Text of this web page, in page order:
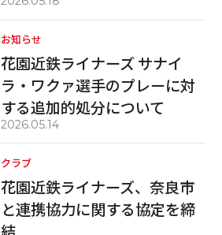
お知らせ
花園近鉄ライナーズ サナイ
ラ・ワクァ選手のプレーに対
する追加的処分について
2026.05.14
クラブ
花園近鉄ライナーズ、奈良市
と連携協力に関する協定を締